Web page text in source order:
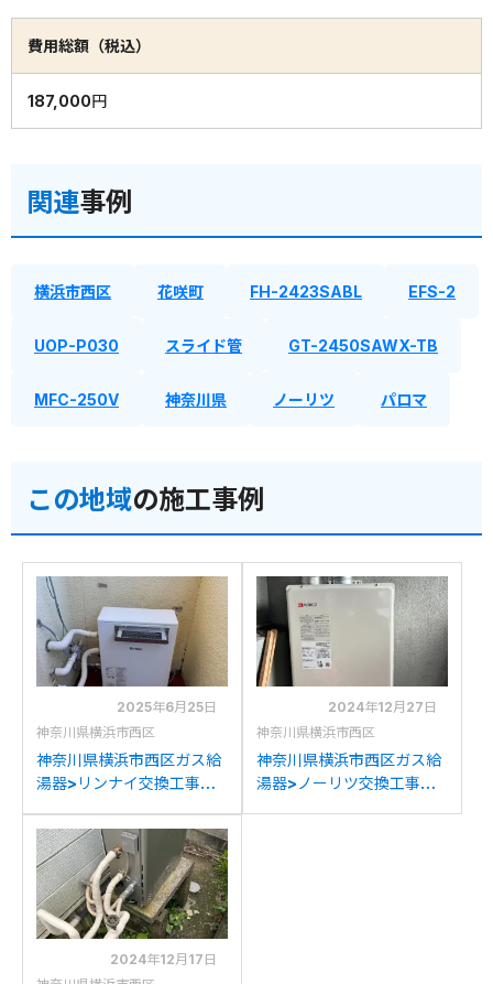
費用総額（税込）
187,000円
関連事例
横浜市西区 花咲町 FH-2423SABL EFS-2
UOP-P030 スライド管 GT-2450SAWX-TB
MFC-250V 神奈川県 ノーリツ パロマ
この地域の施工事例
2025年6月25日
神奈川県横浜市西区
神奈川県横浜市西区ガス給
湯器>リンナイ交換工事施
A516RFAからリンナイ
RUX-A2013G(A)への交換
2024年12月27日
神奈川県横浜市西区
神奈川県横浜市西区ガス給
湯器>ノーリツ交換工事施
2024年12月17日